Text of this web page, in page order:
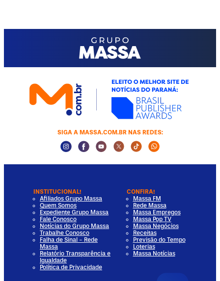
SIGA A MASSA.COM.BR NAS REDES:
Instagram Social Media
Facebook Social Media
Youtube Social Media
Twitter Social Media
Tiktok Social Media
Whatsapp
INSTITUCIONAL!
Afiliados Grupo Massa
Quem Somos
Expediente Grupo Massa
Fale Conosco
Notícias do Grupo Massa
Trabalhe Conosco
Falha de Sinal - Rede
Massa
Relatório Transparência e
Igualdade
Política de Privacidade
CONFIRA!
Massa FM
Rede Massa
Massa Empregos
Massa Pop TV
Massa Negócios
Receitas
Previsão do Tempo
Loterias
Massa Notícias